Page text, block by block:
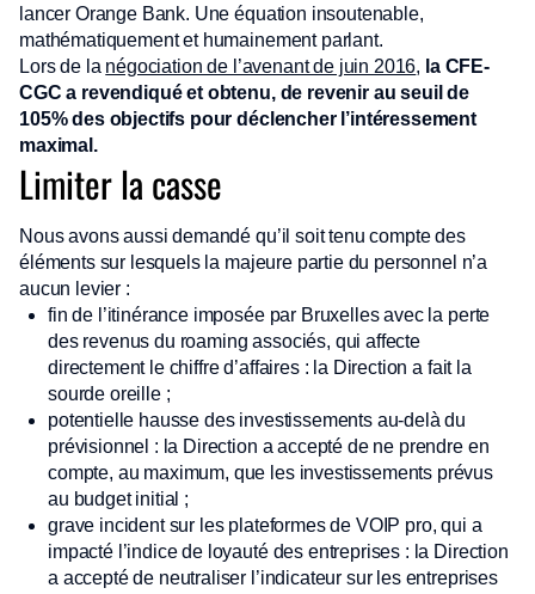
lancer Orange Bank. Une équation insoutenable,
mathématiquement et humainement parlant.
Lors de la négociation de l’avenant de juin 2016, la CFE-
CGC a revendiqué et obtenu, de revenir au seuil de
105% des objectifs pour déclencher l’intéressement
maximal.
Limiter la casse
Nous avons aussi demandé qu’il soit tenu compte des
éléments sur lesquels la majeure partie du personnel n’a
aucun levier :
fin de l’itinérance imposée par Bruxelles avec la perte
des revenus du roaming associés, qui affecte
directement le chiffre d’affaires : la Direction a fait la
sourde oreille ;
potentielle hausse des investissements au-delà du
prévisionnel : la Direction a accepté de ne prendre en
compte, au maximum, que les investissements prévus
au budget initial ;
grave incident sur les plateformes de VOIP pro, qui a
impacté l’indice de loyauté des entreprises : la Direction
a accepté de neutraliser l’indicateur sur les entreprises